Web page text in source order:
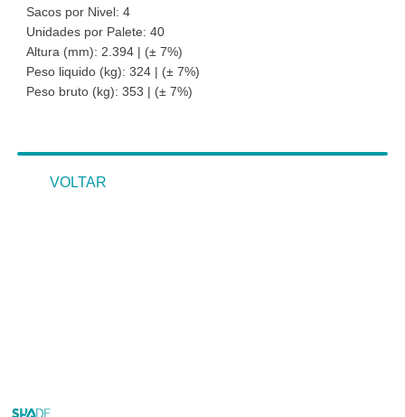
Sacos por Nivel: 4
Unidades por Palete: 40
Altura (mm): 2.394 | (± 7%)
Peso liquido (kg): 324 | (± 7%)
Peso bruto (kg): 353 | (± 7%)
VOLTAR